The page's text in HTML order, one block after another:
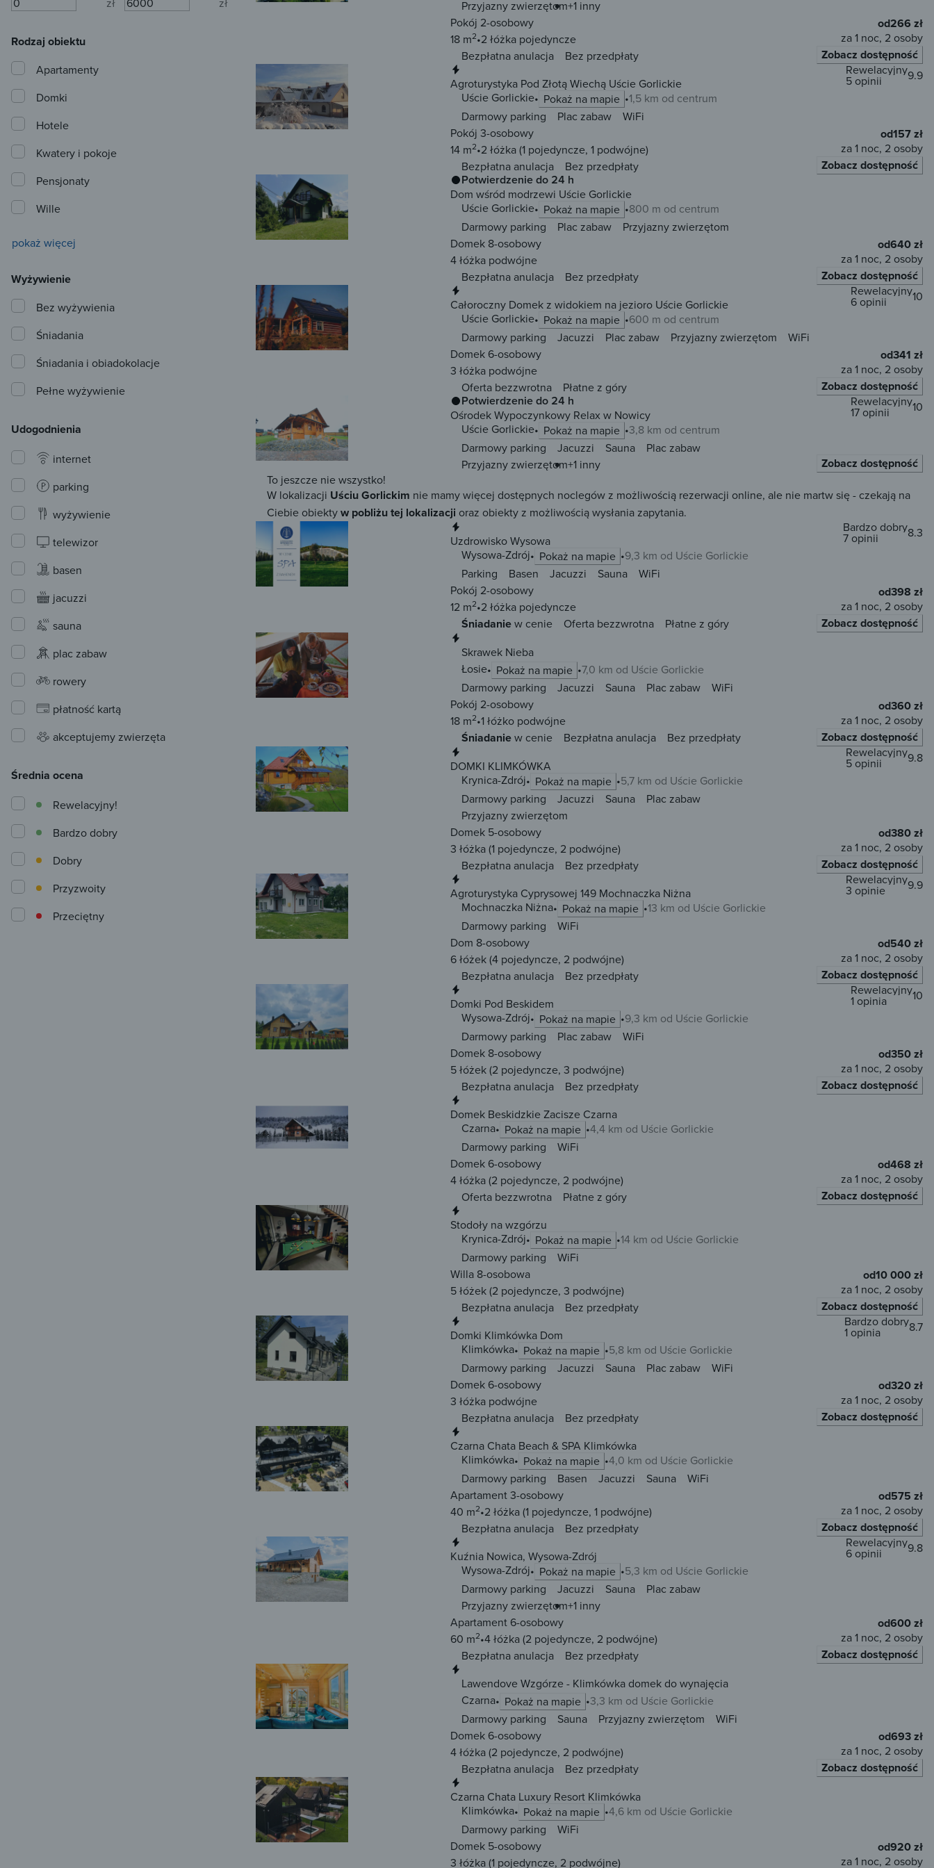
Przyjazny zwierzętom+1 inny
Pokój 2-osobowy
18 m2 2 łóżka pojedyncze
Bezpłatna anulacja
Bez przedpłaty
od266 zł
za 1 noc, 2 osoby
Zobacz dostępność
Agroturystyka Pod Złotą Wiechą Uście Gorlickie
Uście Gorlickie
Pokaż na mapie 1,5 km od centrum
9.9
Rewelacyjny
5 opinii
Darmowy parking Plac zabaw
WiFi
Pokój 3-osobowy
14 m2 2 łóżka(1 pojedyncze, 1 podwójne)
Bezpłatna anulacja
Bez przedpłaty
od157 zł
za 1 noc, 2 osoby
Zobacz dostępność
Potwierdzenie do 24 h
Dom wśród modrzewi Uście Gorlickie
Uście Gorlickie
Pokaż na mapie
800 m od centrum
Darmowy parking
Plac zabaw
Przyjazny zwierzętom
Domek 8-osobowy
4 łóżka podwójne
Bezpłatna anulacja
Bez przedpłaty
od640 zł
za 1 noc, 2 osoby
Zobacz dostępność
Całoroczny Domek z widokiem na jezioro Uście Gorlickie
Uście Gorlickie
Pokaż na mapie 600 m od centrum
10
Rewelacyjny
6 opinii
Darmowy parking Jacuzzi Plac zabaw Przyjazny zwierzętom
WiFi
Domek 6-osobowy
3 łóżka podwójne
Oferta bezzwrotna
Płatne z góry
od341 zł
za 1 noc, 2 osoby
Zobacz dostępność
Potwierdzenie do 24 h
Ośrodek Wypoczynkowy Relax w Nowicy
Uście Gorlickie
Pokaż na mapie 3,8 km od centrum
10
Rewelacyjny
17 opinii
Darmowy parking Jacuzzi Sauna
Plac zabaw
Przyjazny zwierzętom+1 inny Zobacz dostępność
To jeszcze nie wszystko!
W lokalizacji Uściu Gorlickim nie mamy więcej dostępnych noclegów z możliwością rezerwacji online, ale nie martw się - czekają na
Ciebie obiektyw pobliżu tej lokalizacji oraz obiekty z możliwością wysłania zapytania.
Uzdrowisko Wysowa
Wysowa-Zdrój
Pokaż na mapie 9,3 km od Uście Gorlickie
8.3
Bardzo dobry
7 opinii
Parking Basen Jacuzzi Sauna
WiFi
Pokój 2-osobowy
12 m2 2 łóżka pojedyncze
Śniadaniew cenie Oferta bezzwrotna Płatne z góry
od398 zł
za 1 noc, 2 osoby
Zobacz dostępność
Skrawek Nieba
Łosie
Pokaż na mapie 7,0 km od Uście Gorlickie
Darmowy parking
Jacuzzi Sauna Plac zabaw
WiFi
Pokój 2-osobowy
18 m2 1 łóżko podwójne
Śniadaniew cenie Bezpłatna anulacja Bez przedpłaty
od360 zł
za 1 noc, 2 osoby
Zobacz dostępność
DOMKI KLIMKÓWKA
Krynica-Zdrój
Pokaż na mapie 5,7 km od Uście Gorlickie
9.8
Rewelacyjny
5 opinii
Darmowy parking Jacuzzi Sauna
Plac zabaw
Przyjazny zwierzętom
Domek 5-osobowy
3 łóżka(1 pojedyncze, 2 podwójne)
Bezpłatna anulacja
Bez przedpłaty
od380 zł
za 1 noc, 2 osoby
Zobacz dostępność
Agroturystyka Cyprysowej 149 Mochnaczka Niżna
Mochnaczka Niżna
Pokaż na mapie 13 km od Uście Gorlickie
9.9
Rewelacyjny
3 opinie
Darmowy parking
WiFi
Dom 8-osobowy
6 łóżek(4 pojedyncze, 2 podwójne)
Bezpłatna anulacja
Bez przedpłaty
od540 zł
za 1 noc, 2 osoby
Zobacz dostępność
Domki Pod Beskidem
Wysowa-Zdrój
Pokaż na mapie 9,3 km od Uście Gorlickie
10
Rewelacyjny
1 opinia
Darmowy parking Plac zabaw
WiFi
Domek 8-osobowy
5 łóżek(2 pojedyncze, 3 podwójne)
Bezpłatna anulacja
Bez przedpłaty
od350 zł
za 1 noc, 2 osoby
Zobacz dostępność
Domek Beskidzkie Zacisze Czarna
Czarna
Pokaż na mapie 4,4 km od Uście Gorlickie
Darmowy parking
WiFi
Domek 6-osobowy
4 łóżka(2 pojedyncze, 2 podwójne)
Oferta bezzwrotna
Płatne z góry
od468 zł
za 1 noc, 2 osoby
Zobacz dostępność
Stodoły na wzgórzu
Krynica-Zdrój
Pokaż na mapie
14 km od Uście Gorlickie
Darmowy parking
WiFi
Willa 8-osobowa
5 łóżek(2 pojedyncze, 3 podwójne)
Bezpłatna anulacja
Bez przedpłaty
od10 000 zł
za 1 noc, 2 osoby
Zobacz dostępność
Domki Klimkówka Dom
Klimkówka
Pokaż na mapie 5,8 km od Uście Gorlickie
8.7
Bardzo dobry
1 opinia
Darmowy parking Jacuzzi Sauna Plac zabaw
WiFi
Domek 6-osobowy
3 łóżka podwójne
Bezpłatna anulacja
Bez przedpłaty
od320 zł
za 1 noc, 2 osoby
Zobacz dostępność
Czarna Chata Beach & SPA Klimkówka
Klimkówka
Pokaż na mapie 4,0 km od Uście Gorlickie
Darmowy parking
Basen Jacuzzi Sauna
WiFi
Apartament 3-osobowy
40 m2 2 łóżka(1 pojedyncze, 1 podwójne)
Bezpłatna anulacja
Bez przedpłaty
od575 zł
za 1 noc, 2 osoby
Zobacz dostępność
Kuźnia Nowica, Wysowa-Zdrój
Wysowa-Zdrój
Pokaż na mapie 5,3 km od Uście Gorlickie
9.8
Rewelacyjny
6 opinii
Darmowy parking Jacuzzi Sauna
Plac zabaw
Przyjazny zwierzętom+1 inny
Apartament 6-osobowy
60 m2 4 łóżka(2 pojedyncze, 2 podwójne)
Bezpłatna anulacja
Bez przedpłaty
od600 zł
za 1 noc, 2 osoby
Zobacz dostępność
Lawendove Wzgórze - Klimkówka domek do wynajęcia
Czarna
Pokaż na mapie
3,3 km od Uście Gorlickie
Darmowy parking
Sauna Przyjazny zwierzętom
WiFi
Domek 6-osobowy
4 łóżka(2 pojedyncze, 2 podwójne)
Bezpłatna anulacja
Bez przedpłaty
od693 zł
za 1 noc, 2 osoby
Zobacz dostępność
Czarna Chata Luxury Resort Klimkówka
Klimkówka
Pokaż na mapie 4,6 km od Uście Gorlickie
Darmowy parking
WiFi
Domek 5-osobowy
3 łóżka(1 pojedyncze, 2 podwójne)
od920 zł
za 1 noc, 2 osoby
Rodzaj obiektu
Apartamenty
Domki
Hotele
Kwatery i pokoje
Pensjonaty
Wille
pokaż więcej
Wyżywienie
Bez wyżywienia
Śniadania
Śniadania i obiadokolacje
Pełne wyżywienie
Udogodnienia
internet
parking
wyżywienie
telewizor
basen
jacuzzi
sauna
plac zabaw
rowery
płatność kartą
akceptujemy zwierzęta
Średnia ocena
Przeciętny
Przyzwoity
Dobry
Bardzo dobry
Rewelacyjny!